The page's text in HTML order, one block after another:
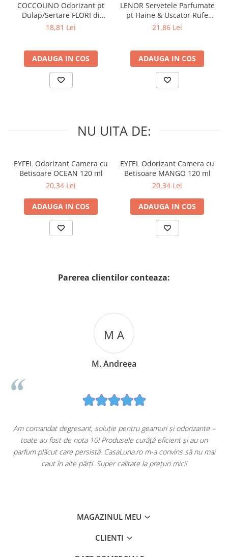
Pentru EA
Pet Shop
Covoare & Tapiterii
COCCOLINO Odorizant pt
Dulap/Sertare FLORI di
PRIMAVERA 3 buc
18,81 Lei
ADAUGA IN COS
LENOR Servetele Parfumate
pt Haine & Uscator Rufe
SPRING AWAKENING 34 buc
21,86 Lei
ADAUGA IN COS
NU UITA DE:
EYFEL Odorizant Camera cu
Betisoare OCEAN 120 ml
20,34 Lei
ADAUGA IN COS
EYFEL Odorizant Camera cu
Betisoare MANGO 120 ml
20,34 Lei
ADAUGA IN COS
Parerea clientilor conteaza:
M A
M. Andreea
Am comandat degresant, soluție pentru geamuri și odorizante –
toate au fost de nota 10! Produsele curăță eficient și au un
parfum plăcut care persistă. CasaLuna.ro m-a convins să nu mai
caut în alte părți. Super calitate la prețuri mici!
MAGAZINUL MEU
CLIENTI